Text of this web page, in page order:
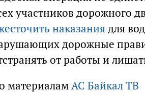
участников дорожного
наказаниядля
дорожные
от работы и
материаламАС Байкал ТВ